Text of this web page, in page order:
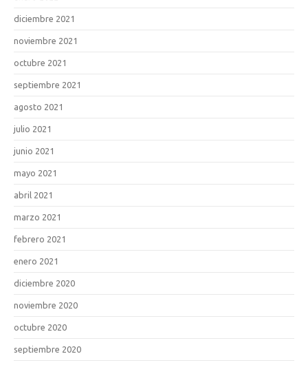
diciembre 2021
noviembre 2021
octubre 2021
septiembre 2021
agosto 2021
julio 2021
junio 2021
mayo 2021
abril 2021
marzo 2021
febrero 2021
enero 2021
diciembre 2020
noviembre 2020
octubre 2020
septiembre 2020